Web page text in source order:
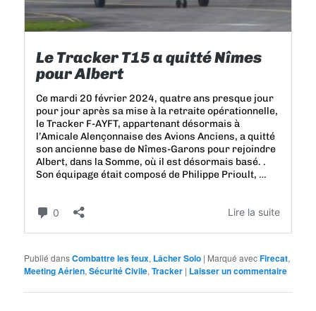
Publié dansCombattre les feux, Lâcher Solo | Marqué avecFirecat,
Meeting Aérien,Sécurité Civile,Tracker | Laisser un commentaire